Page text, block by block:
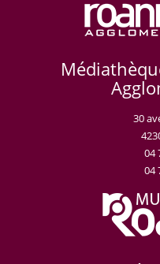
30
04
04